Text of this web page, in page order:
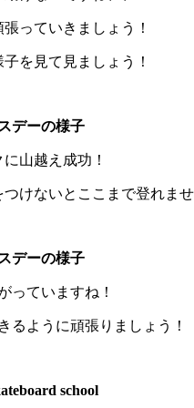
っていきましょう！
を見て見ましょう！
デーの様子
山越え成功！
けないとここまで登れま
デーの様子
っていますね！
るように頑張りましょう！
school